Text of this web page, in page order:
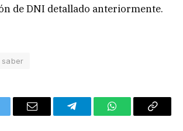
de DNI detallado anteriormente.
Email TelegramWhatsAppCopy